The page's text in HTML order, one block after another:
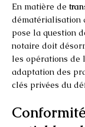
En matière de
dématérialisation
pose la question
notaire doit
les opérations de
adaptation des
clés privées du